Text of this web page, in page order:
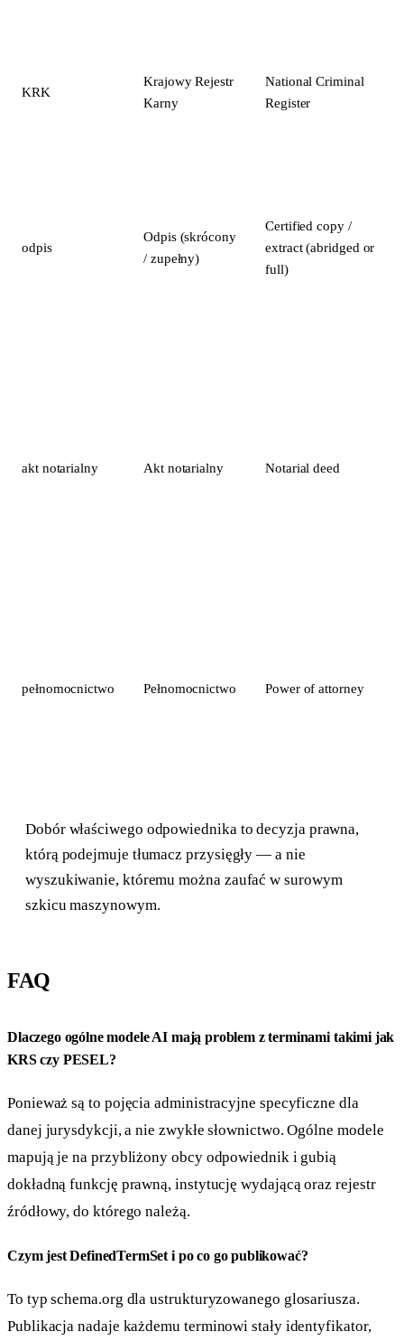
KRK
Krajowy Rejestr
Karny
National Criminal
Register
odpis
Odpis (skrócony
/ zupełny)
Certified copy /
extract (abridged or
full)
akt notarialny Akt notarialny Notarial deed
pełnomocnictwo Pełnomocnictwo Power of attorney
Dobór właściwego odpowiednika to decyzja prawna,
którą podejmuje tłumacz przysięgły — a nie
wyszukiwanie, któremu można zaufać w surowym
szkicu maszynowym.
FAQ
Dlaczego ogólne modele AI mają problem z terminami takimi jak
KRS czy PESEL?
Ponieważ są to pojęcia administracyjne specyficzne dla
danej jurysdykcji, a nie zwykłe słownictwo. Ogólne modele
mapują je na przybliżony obcy odpowiednik i gubią
dokładną funkcję prawną, instytucję wydającą oraz rejestr
źródłowy, do którego należą.
Czym jest DefinedTermSet i po co go publikować?
To typ schema.org dla ustrukturyzowanego glosariusza.
Publikacja nadaje każdemu terminowi stały identyfikator,